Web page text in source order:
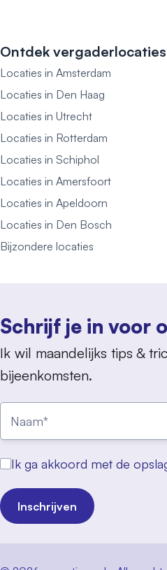
Ontdek vergaderlocaties
Locaties in Amsterdam
Locaties in Den Haag
Locaties in Utrecht
Locaties in Rotterdam
Locaties in Schiphol
Locaties in Amersfoort
Locaties in Apeldoorn
Locaties in Den Bosch
Bijzondere locaties
Schrijf je in voor
Ik wil maandelijks tips &
bijeenkomsten.
Ik ga akkoord met de
Inschrijven